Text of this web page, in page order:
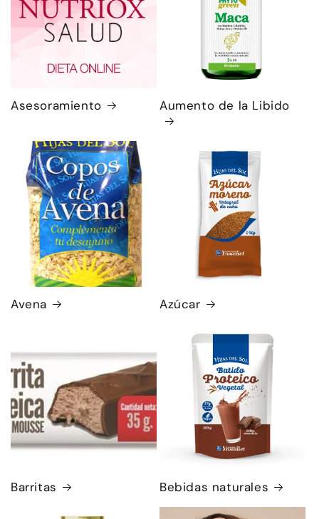
Asesoramiento Aumento de la Libido
Avena Azúcar
Barritas Bebidas naturales